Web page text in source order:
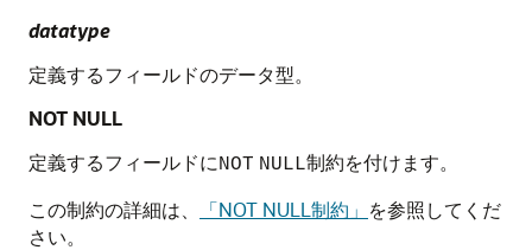
datatype
定義するフィールドのデータ型。
NOT NULL
定義するフィールドにNOT NULL制約を付けます。
この制約の詳細は、
「NOT NULL制約」 を参照してくだ
さい。